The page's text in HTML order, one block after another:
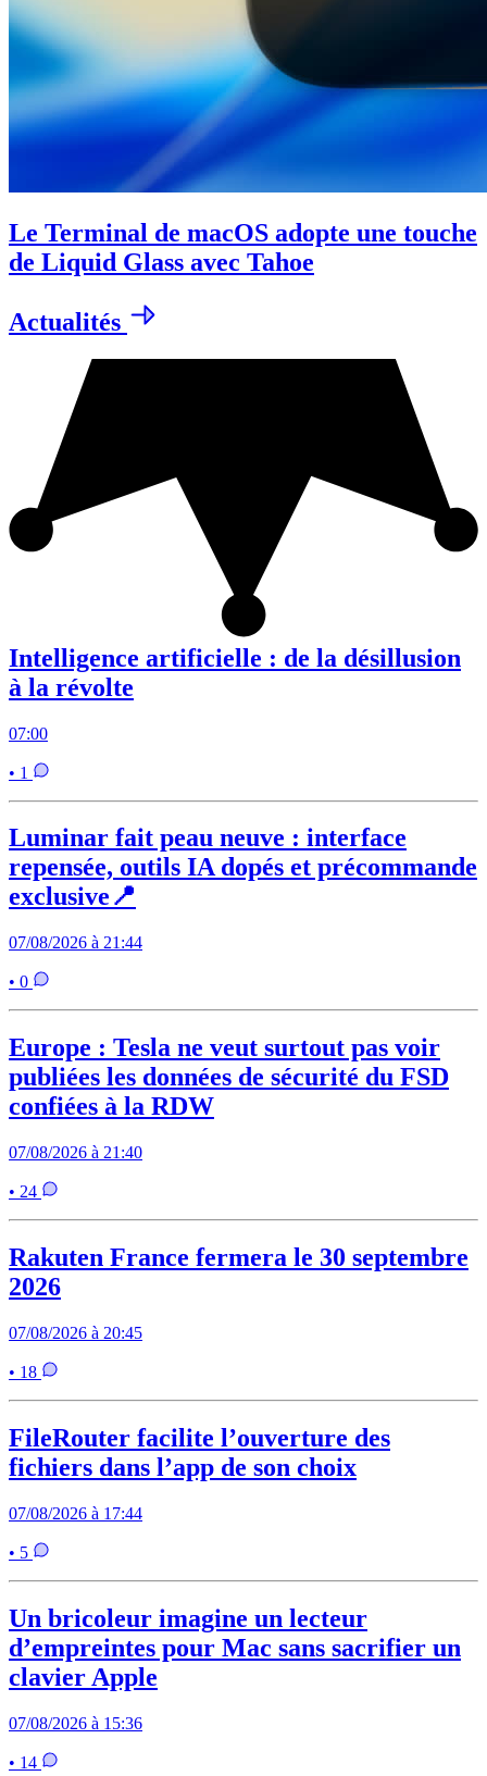
Le Terminal de macOS adopte une touche
de Liquid Glass avec Tahoe
Actualités
Intelligence artificielle : de la désillusion
à la révolte
07:00
• 1
Luminar fait peau neuve : interface
repensée, outils IA dopés et précommande
exclusive📍
07/08/2026 à 21:44
• 0
Europe : Tesla ne veut surtout pas voir
publiées les données de sécurité du FSD
confiées à la RDW
07/08/2026 à 21:40
• 24
Rakuten France fermera le 30 septembre
2026
07/08/2026 à 20:45
• 18
FileRouter facilite l’ouverture des
fichiers dans l’app de son choix
07/08/2026 à 17:44
• 5
Un bricoleur imagine un lecteur
d’empreintes pour Mac sans sacrifier un
clavier Apple
07/08/2026 à 15:36
• 14